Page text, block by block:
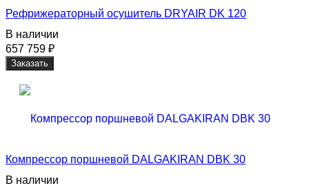
Рефрижераторный осушитель DRYAIR DK 120
В наличии
657 759 ₽
Заказать
Компрессор поршневой DALGAKIRAN DBK 30
В наличии